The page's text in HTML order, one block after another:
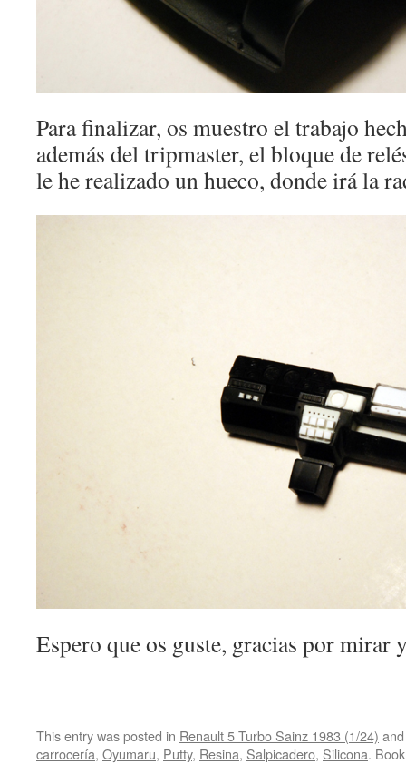
Para finalizar, os muestro el trabajo
además del tripmaster, el bloque de
le he realizado un hueco, donde irá la
Espero que os guste, gracias por mirar
This entry was posted in Renault 5 Turbo Sainz 1983 (1/24)
carrocería, Oyumaru, Putty, Resina, Salpicadero, Silicona.